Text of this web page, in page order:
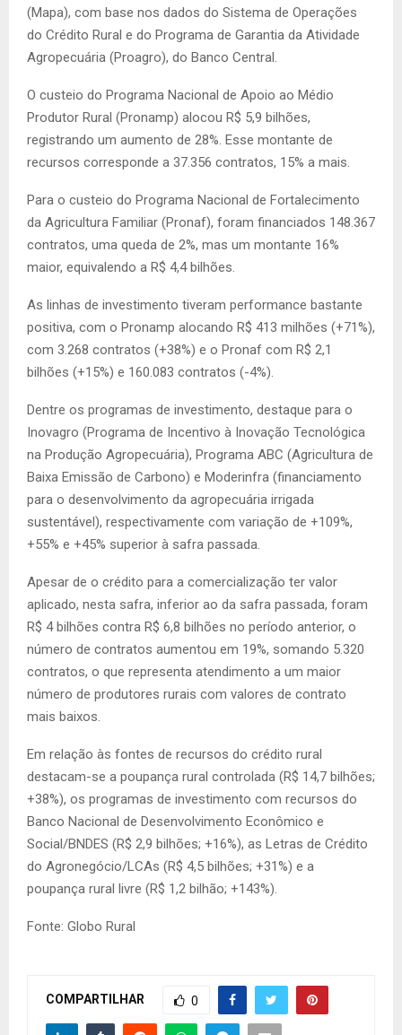
(Mapa), com base nos dados do Sistema de Operações
do Crédito Rural e do Programa de Garantia da Atividade
Agropecuária (Proagro), do Banco Central.
O custeio do Programa Nacional de Apoio ao Médio
Produtor Rural (Pronamp) alocou R$ 5,9 bilhões,
registrando um aumento de 28%. Esse montante de
recursos corresponde a 37.356 contratos, 15% a mais.
Para o custeio do Programa Nacional de Fortalecimento
da Agricultura Familiar (Pronaf), foram financiados 148.367
contratos, uma queda de 2%, mas um montante 16%
maior, equivalendo a R$ 4,4 bilhões.
As linhas de investimento tiveram performance bastante
positiva, com o Pronamp alocando R$ 413 milhões (+71%),
com 3.268 contratos (+38%) e o Pronaf com R$ 2,1
bilhões (+15%) e 160.083 contratos (-4%).
Dentre os programas de investimento, destaque para o
Inovagro (Programa de Incentivo à Inovação Tecnológica
na Produção Agropecuária), Programa ABC (Agricultura de
Baixa Emissão de Carbono) e Moderinfra (financiamento
para o desenvolvimento da agropecuária irrigada
sustentável), respectivamente com variação de +109%,
+55% e +45% superior à safra passada.
Apesar de o crédito para a comercialização ter valor
aplicado, nesta safra, inferior ao da safra passada, foram
R$ 4 bilhões contra R$ 6,8 bilhões no período anterior, o
número de contratos aumentou em 19%, somando 5.320
contratos, o que representa atendimento a um maior
número de produtores rurais com valores de contrato
mais baixos.
Em relação às fontes de recursos do crédito rural
destacam-se a poupança rural controlada (R$ 14,7 bilhões;
+38%), os programas de investimento com recursos do
Banco Nacional de Desenvolvimento Econômico e
Social/BNDES (R$ 2,9 bilhões; +16%), as Letras de Crédito
do Agronegócio/LCAs (R$ 4,5 bilhões; +31%) e a
poupança rural livre (R$ 1,2 bilhão; +143%).
Fonte: Globo Rural
COMPARTILHAR 0